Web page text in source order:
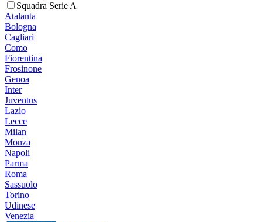
Squadra Serie A
Atalanta
Bologna
Cagliari
Como
Fiorentina
Frosinone
Genoa
Inter
Juventus
Lazio
Lecce
Milan
Monza
Napoli
Parma
Roma
Sassuolo
Torino
Udinese
Venezia